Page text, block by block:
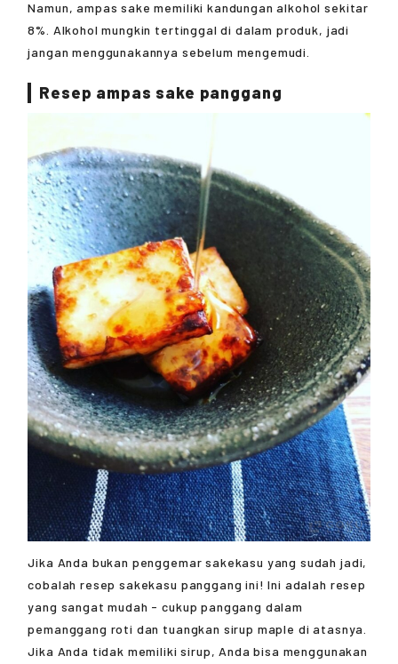
Namun, ampas sake memiliki kandungan alkohol sekitar
8%. Alkohol mungkin tertinggal di dalam produk, jadi
jangan menggunakannya sebelum mengemudi.
Resep ampas sake panggang
Jika Anda bukan penggemar sakekasu yang sudah jadi,
cobalah resep sakekasu panggang ini! Ini adalah resep
yang sangat mudah - cukup panggang dalam
pemanggang roti dan tuangkan sirup maple di atasnya.
Jika Anda tidak memiliki sirup, Anda bisa menggunakan